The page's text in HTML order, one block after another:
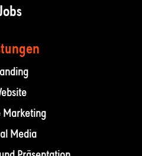
Marketing
Media